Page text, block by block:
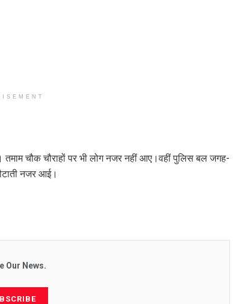
चौक चौराहों पर भी लोग नजर नहीं आए।वहीं पुलिस बल जगह-
नजर आई।
Our News.